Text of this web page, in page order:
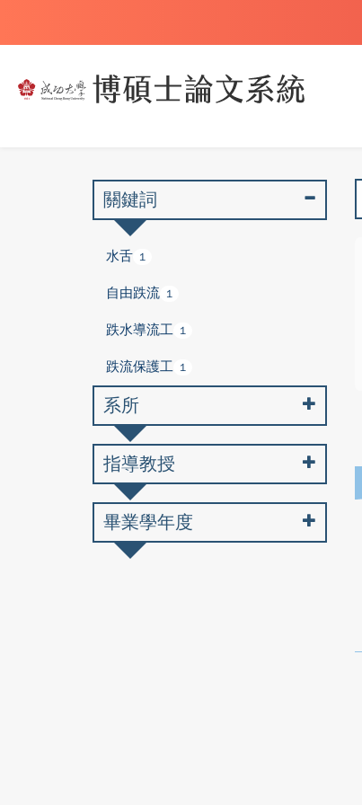
關鍵詞
水舌 1
自由跌流 1
跌水導流工 1
跌流保護工 1
系所
指導教授
畢業學年度